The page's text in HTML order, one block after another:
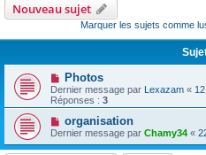
Nouveau sujet
Marquer les sujets comme
Photos
Dernier message par Lexazam «
Réponses : 3
organisation
Dernier message par Chamy34 «